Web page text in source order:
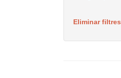
Eliminar filtres